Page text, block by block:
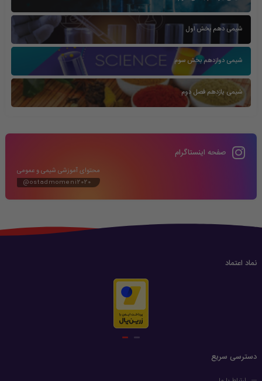
شیمی دهم بخش اول
شیمی دوازدهم بخش سوم
شیمی یازدهم فصل دوم
صفحه اینستاگرام
محتوای آموزشی شیمی و عمومی
@ostadmomeni2020
نماد اعتماد
دسترسی سریع